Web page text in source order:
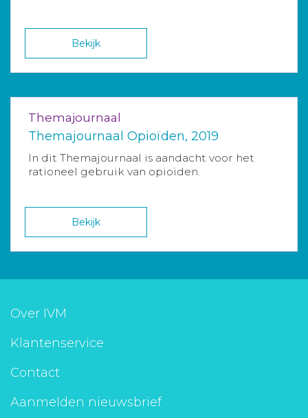
Bekijk
Themajournaal
Themajournaal Opioïden, 2019
In dit Themajournaal is aandacht voor het
rationeel gebruik van opioïden.
Bekijk
Over IVM
Klantenservice
Contact
Aanmelden nieuwsbrief